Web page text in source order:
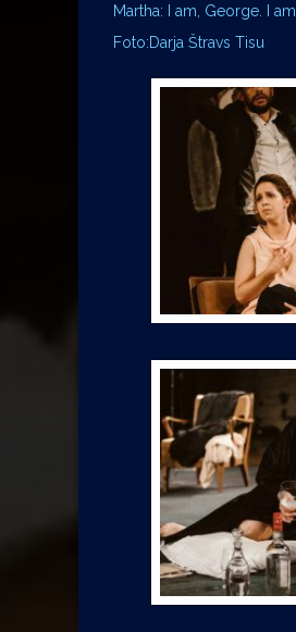
Martha: I am, George. I am.
Foto:Darja Štravs Tisu